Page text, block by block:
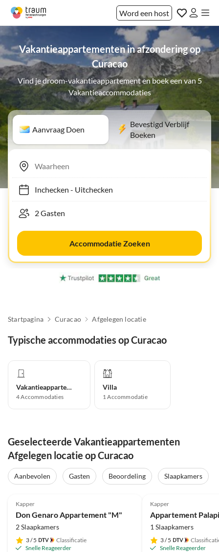
Word een host
Vakantieappartementen in afzondering op
Curacao
Vind je droom-vakantieappartement en boek een van 5
Vakantieaccommodaties
Aanvraag Doen
Bevestigd Verblijf
Boeken
Inchecken- Uitchecken
Accommodatie Zoeken
Startpagina Curacao Afgelegen locatie
Typische accommodaties op Curacao
Vakantieappartement
4Accommodaties
Villa
1Accommodatie
Geselecteerde Vakantieappartementen
Afgelegen locatie op Curacao
Aanbevolen Gasten Beoordeling
Slaapkamers
Kapper
Don Genaro Appartement "M"
2 Slaapkamers
3/ 5
Classificatie
Snelle Reageerder
Kapper
Appartement
1 Slaapkamers
3/ 5
Snelle Reageerder